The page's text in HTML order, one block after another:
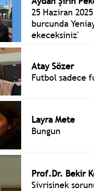
25 Haziran
burcunda
ekeceksiniz'
Atay Sözer
Futbol sadece
Layra Mete
Bungun
Prof.Dr. Bekir
Sivrisinek